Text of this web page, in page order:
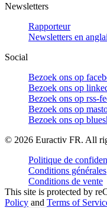
Newsletters
Rapporteur
Newsletters en
Social
Bezoek ons op
Bezoek ons op
Bezoek ons op rss-
Bezoek ons op
Bezoek ons op
© 2026 Euractiv FR. All
Politique de
Conditions générales
Conditions de vente
This site is protected by
Policy and Terms of